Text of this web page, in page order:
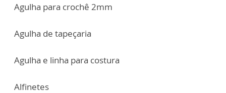
Agulha para crochê 2mm
Agulha de tapeçaria
Agulha e linha para costura
Alfinetes